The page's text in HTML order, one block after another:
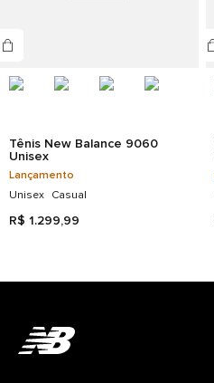
Tênis New Balance 9060
Unisex
Lançamento
Unisex Casual
R$ 1.299,99